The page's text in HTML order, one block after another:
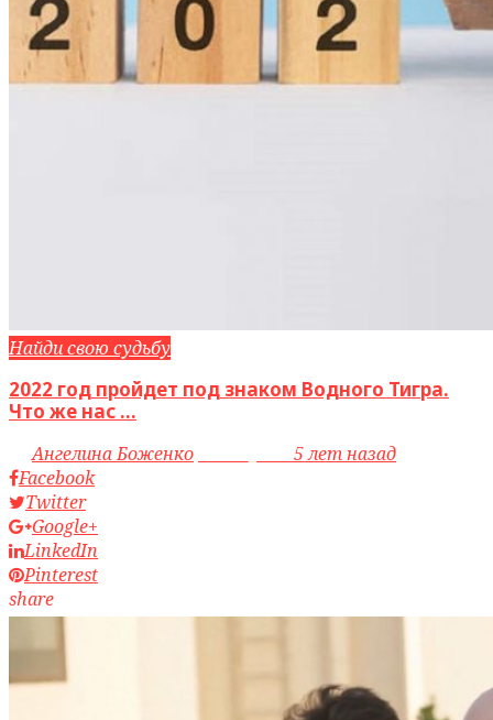
Найди свою судьбу
2022 год пройдет под знаком Водного Тигра.
Что же нас ...
byАнгелина Боженко
5 лет назад
Facebook
Twitter
Google+
LinkedIn
Pinterest
share